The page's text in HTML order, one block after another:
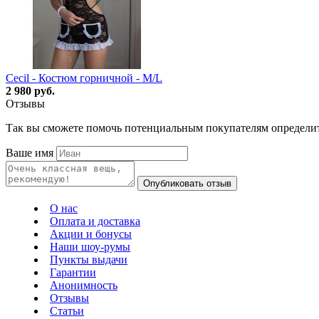
Cecil - Костюм горничной - M/L
2 980 руб.
Отзывы
Так вы сможете помочь потенциальным покупателям
Ваше имя
Опубликовать отзыв
О нас
Оплата и доставка
Акции и бонусы
Наши шоу-румы
Пункты выдачи
Гарантии
Анонимность
Отзывы
Статьи